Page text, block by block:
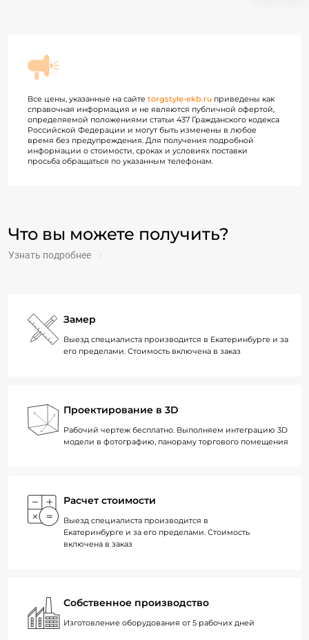
Все цены, указанные на сайте torgstyle-ekb.ru приведены как
справочная информация и не являются публичной офертой,
определяемой положениями статьи 437 Гражданского кодекса
Российской Федерации и могут быть изменены в любое
время без предупреждения. Для получения подробной
информации о стоимости, сроках и условиях поставки
просьба обращаться по указанным телефонам.
Что вы можете получить?
Узнать подробнее
Замер
Выезд специалиста производится в Екатеринбурге и за
его пределами. Стоимость включена в заказ
Проектирование в 3D
Рабочий чертеж бесплатно. Выполняем интеграцию 3D
модели в фотографию, панораму торгового помещения
Расчет стоимости
Выезд специалиста производится в
Екатеринбурге и за его пределами. Стоимость
включена в заказ
Собственное производство
Изготовление оборудования от 5 рабочих дней